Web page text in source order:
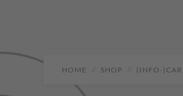
HOME SHOP (INFO-